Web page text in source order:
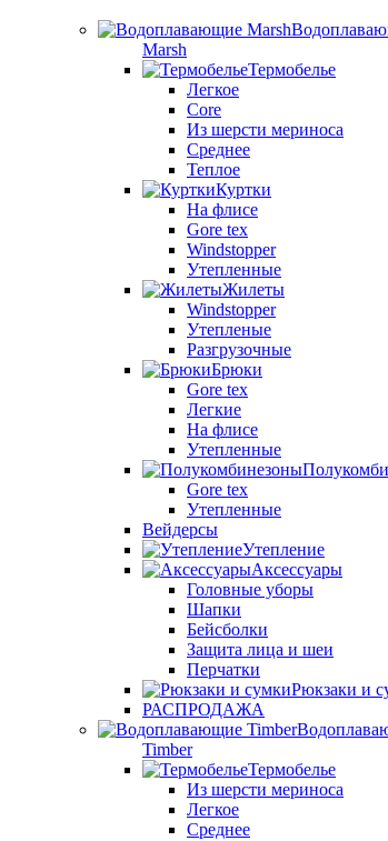
Marsh
Термобелье
Легкое
Core
Из шерсти мериноса
Среднее
Теплое
Куртки
На флисе
Gore tex
Windstopper
Утепленные
Жилеты
Windstopper
Утепленые
Разгрузочные
Брюки
Gore tex
Легкие
На флисе
Утепленные
Gore tex
Утепленные
Вейдерсы
Утепление
Аксессуары
Головные уборы
Шапки
Бейсболки
Защита лица и шеи
Перчатки
Рюкзаки и
РАСПРОДАЖА
Timber
Термобелье
Из шерсти мериноса
Легкое
Среднее